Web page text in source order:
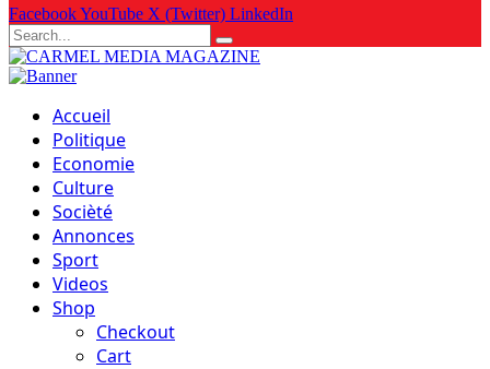
FacebookYouTube X (Twitter) LinkedIn
Accueil
Politique
Economie
Culture
Socièté
Annonces
Sport
Videos
Shop
Checkout
Cart